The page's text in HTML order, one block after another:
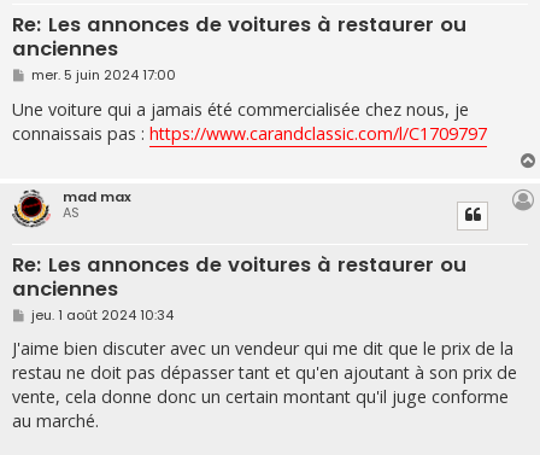
Re: Les annonces de voitures à restaurer ou
anciennes
M
s
s
a
mer. 5 juin 2024 17:00
Une voiture qui a jamais été commercialisée chez nous, je
connaissais pas : https://www.carandclassic.com/l/C1709797
mad max
AS
Re: Les annonces de voitures à restaurer ou
anciennes
M
e
s
s
a
g
e
jeu. 1 août 2024 10:34
J'aime bien discuter avec un vendeur qui me dit que le prix de la
restau ne doit pas dépasser tant et qu'en ajoutant à son prix de
vente, cela donne donc un certain montant qu'il juge conforme
au marché.